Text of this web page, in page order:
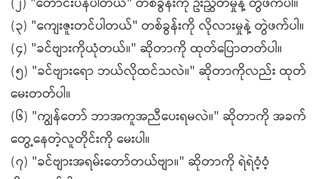
(၃) "ကျေးဇူးတင်ပါတယ်" တစ်ခွန်းကို လိုလားမှုနဲ့ တွဲဖက်ပါ။
(၄) "ခင်ဗျားကိုယုံတယ်။" ဆိုတာကို ထုတ်ပြောတတ်ပါ။
(၅) "ခင်ဗျားရော ဘယ်လိုထင်သလဲ။" ဆိုတာကိုလည်း ထုတ်
မေးတတ်ပါ။
(၆) "ကျွန်တော် ဘာအကူအညီပေးရမလဲ။" ဆိုတာကို အခက်
တွေ့နေတဲ့လူတိုင်းကို မေးပါ။
(၇) "ခင်ဗျားအရမ်းတော်တယ်ဗျာ။" ဆိုတာကို ရဲရဲဝံ့ဝံ့